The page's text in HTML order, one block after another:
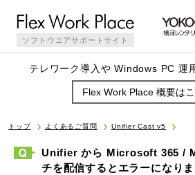
ソフトウエアサポートサイト
テレワーク導入や Windows PC 運
Flex Work Place 概要は
トップ よくあるご質問 Unifier Cast v5
Unifier から Microsoft 365 /
チを配信するとエラーになり